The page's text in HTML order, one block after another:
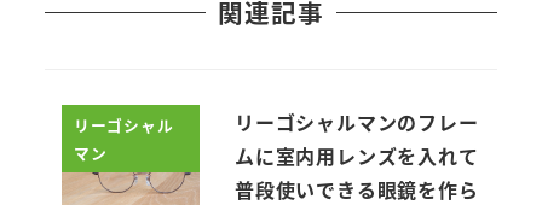
関連記事
リーゴシャル
マン
リーゴシャルマンのフレー
ムに室内用レンズを入れて
普段使いできる眼鏡を作ら